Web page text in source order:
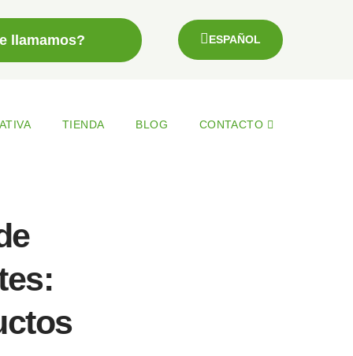
llamamos? ESPAÑOL
TIENDA BLOG CONTACTO